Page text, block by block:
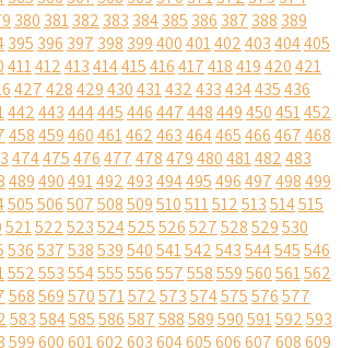
380 381382 383 384385 386 387 388 389
395 396 397 398 399400401402403404405
411412413414415416417418419420421
427428429430431432433434435436
442443444445446447448449450451452
458459460461462463464465466467468
474475476477478479480481482483
489490491492493494495496497498499
505506507508509510511512513514515
521522523524525526527528529530
536537538539540541542543544545546
552553554555556557558559560561562
568569570571572573574575576577
583584585586587588589590591592593
599600601602603604605606607608609